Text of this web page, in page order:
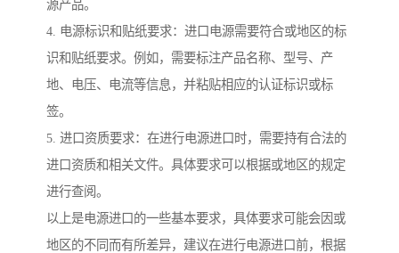
源产品。
4. 电源标识和贴纸要求：进口电源需要符合或地区的标
识和贴纸要求。例如，需要标注产品名称、型号、产
地、电压、电流等信息，并粘贴相应的认证标识或标
签。
5. 进口资质要求：在进行电源进口时，需要持有合法的
进口资质和相关文件。具体要求可以根据或地区的规定
进行查阅。
以上是电源进口的一些基本要求，具体要求可能会因或
地区的不同而有所差异，建议在进行电源进口前，根据